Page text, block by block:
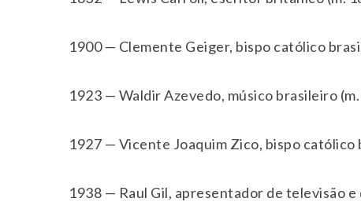
1900 — Clemente Geiger, bispo católico
1923 — Waldir Azevedo, músico brasileiro
1927 — Vicente Joaquim Zico, bispo católico
1938 — Raul Gil, apresentador de televisão